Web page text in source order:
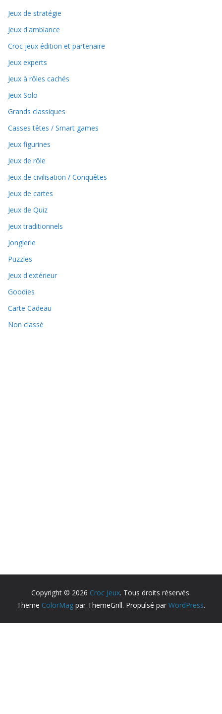
Jeux de stratégie
Jeux d'ambiance
Croc jeux édition et partenaire
Jeux experts
Jeux à rôles cachés
Jeux Solo
Grands classiques
Casses têtes / Smart games
Jeux figurines
Jeux de rôle
Jeux de civilisation / Conquêtes
Jeux de cartes
Jeux de Quiz
Jeux traditionnels
Jonglerie
Puzzles
Jeux d'extérieur
Goodies
Carte Cadeau
Non classé
Copyright © 2026 Croc Jeux. Tous droits réservés.
Theme ColorMag par ThemeGrill. Propulsé par WordPress.